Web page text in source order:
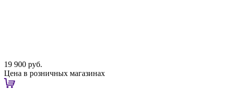
19 900 руб.
Цена в розничных магазинах